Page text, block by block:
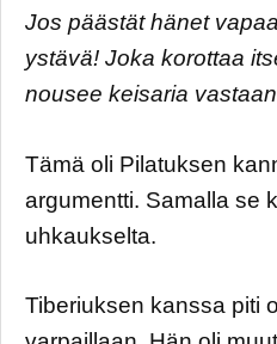
Jos päästät hänet
ystävä! Joka korottaa
nousee keisaria
Tämä oli Pilatuksen
argumentti. Samalla se
uhkaukselta.
Tiberiuksen kanssa piti